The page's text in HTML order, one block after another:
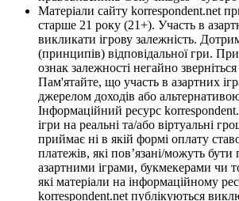
Матеріали сайту korrespondent.net
старше 21 року (21+). Участь в
викликати ігрову залежність.
(принципів) відповідальної гри.
ознак залежності негайно зверніться
Пам'ятайте, що участь в азартних
джерелом доходів або
Інформаційний ресурс
ігри на реальні та/або віртуальні
приймає ні в якій формі оплату
платежів, які пов’язані/можуть бути
азартними іграми, букмекерами чи
які матеріали на інформаційному
korrespondent.net публікуються